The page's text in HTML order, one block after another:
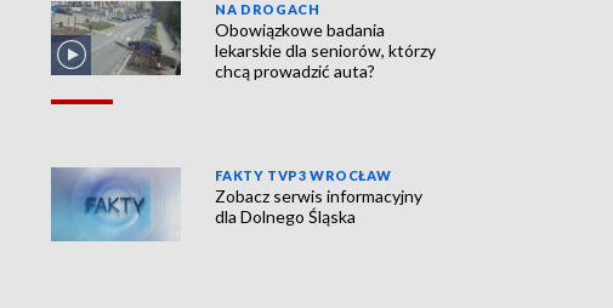
NA DROGACH
Obowiązkowe badania
lekarskie dla seniorów, którzy
chcą prowadzić auta?
FAKTY TVP3 WROCŁAW
Zobacz serwis informacyjny
dla Dolnego Śląska